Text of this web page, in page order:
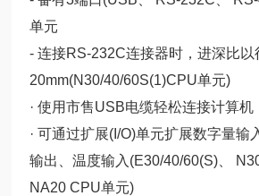
单元
- 连接RS-232C连接器时，进深比以
20mm(N30/40/60S(1)CPU单元)
· 使用市售USB电缆轻松连接计算机
· 可通过扩展(I/O)单元扩展数字量输
输出、温度输入(E30/40/60(S)、
NA20 CPU单元)